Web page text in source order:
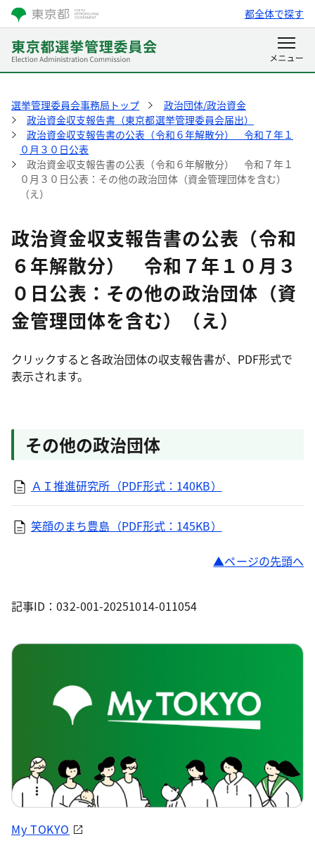
都全体で探す
選挙管理委員会事務局トップ
政治団体/政治資金
政治資金収支報告書（東京都選挙管理委員会届出）
政治資金収支報告書の公表（令和６年解散分） 令和７年１
０月３０日公表
政治資金収支報告書の公表（令和６年解散分） 令和７年１
０月３０日公表：その他の政治団体（資金管理団体を含む）
（え）
政治資金収支報告書の公表（令和
６年解散分） 令和７年１０月３
０日公表：その他の政治団体（資
金管理団体を含む）（え）
クリックすると各政治団体の収支報告書が、PDF形式で
表示されます。
その他の政治団体
ＡＩ推進研究所（PDF形式：140KB）
笑顔のまち豊島（PDF形式：145KB）
ページの先頭へ
記事ID：032-001-20251014-011054
My TOKYO